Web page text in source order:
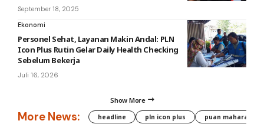
September 18, 2025
Ekonomi
Personel Sehat, Layanan Makin Andal: PLN
Icon Plus Rutin Gelar Daily Health Checking
Sebelum Bekerja
Juli 16, 2026
Show More
More News: headline pln icon plus puan maharani